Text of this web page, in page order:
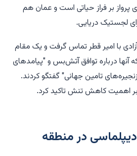
پرواز بر فراز حیاتی است و عمان هم
لجستیک دریایی.
با امیر قطر تماس گرفت و یک مقام
آنها درباره توافق آتش‌بس و "پیامدهای
تامین جهانی" گفتگو کردند.
بر اهمیت کاهش تنش تاکید کرد.
در منطقه